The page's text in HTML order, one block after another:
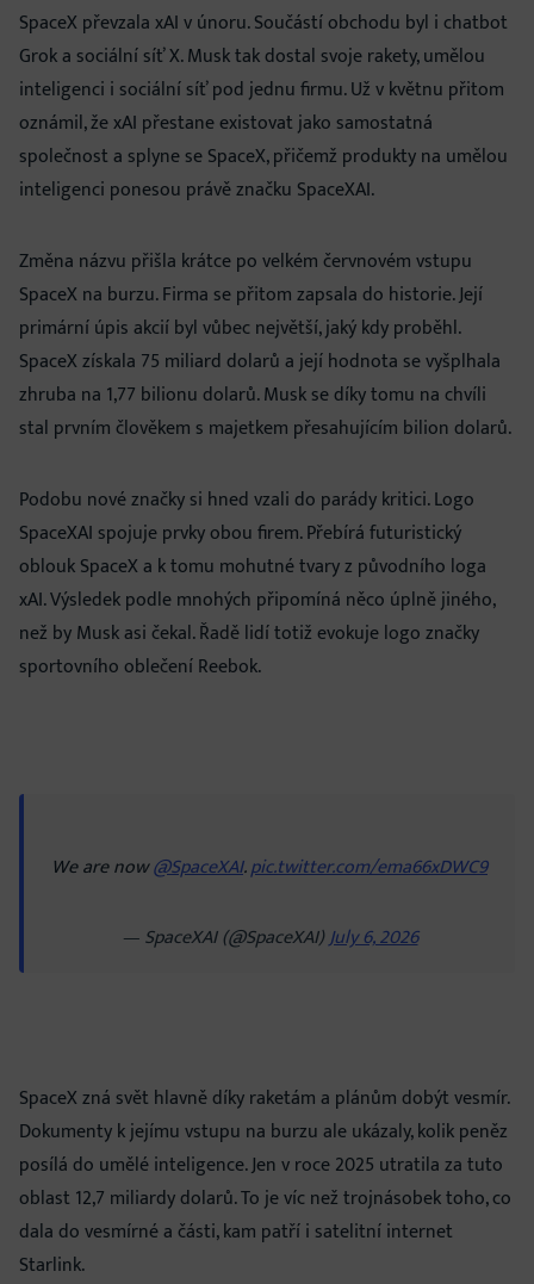
SpaceX převzala xAI v únoru. Součástí obchodu byl i chatbot
Grok a sociální síť X. Musk tak dostal svoje rakety, umělou
inteligenci i sociální síť pod jednu firmu. Už v květnu přitom
oznámil, že xAI přestane existovat jako samostatná
společnost a splyne se SpaceX, přičemž produkty na umělou
inteligenci ponesou právě značku SpaceXAI.
Změna názvu přišla krátce po velkém červnovém vstupu
SpaceX na burzu. Firma se přitom zapsala do historie. Její
primární úpis akcií byl vůbec největší, jaký kdy proběhl.
SpaceX získala 75 miliard dolarů a její hodnota se vyšplhala
zhruba na 1,77 bilionu dolarů. Musk se díky tomu na chvíli
stal prvním člověkem s majetkem přesahujícím bilion dolarů.
Podobu nové značky si hned vzali do parády kritici. Logo
SpaceXAI spojuje prvky obou firem. Přebírá futuristický
oblouk SpaceX a k tomu mohutné tvary z původního loga
xAI. Výsledek podle mnohých připomíná něco úplně jiného,
než by Musk asi čekal. Řadě lidí totiž evokuje logo značky
sportovního oblečení Reebok.
We are now@SpaceXAI.pic.twitter.com/ema66xDWC9
— SpaceXAI (@SpaceXAI)July 6, 2026
SpaceX zná svět hlavně díky raketám a plánům dobýt vesmír.
Dokumenty k jejímu vstupu na burzu ale ukázaly, kolik peněz
posílá do umělé inteligence. Jen v roce 2025 utratila za tuto
oblast 12,7 miliardy dolarů. To je víc než trojnásobek toho, co
dala do vesmírné a části, kam patří i satelitní internet
Starlink.